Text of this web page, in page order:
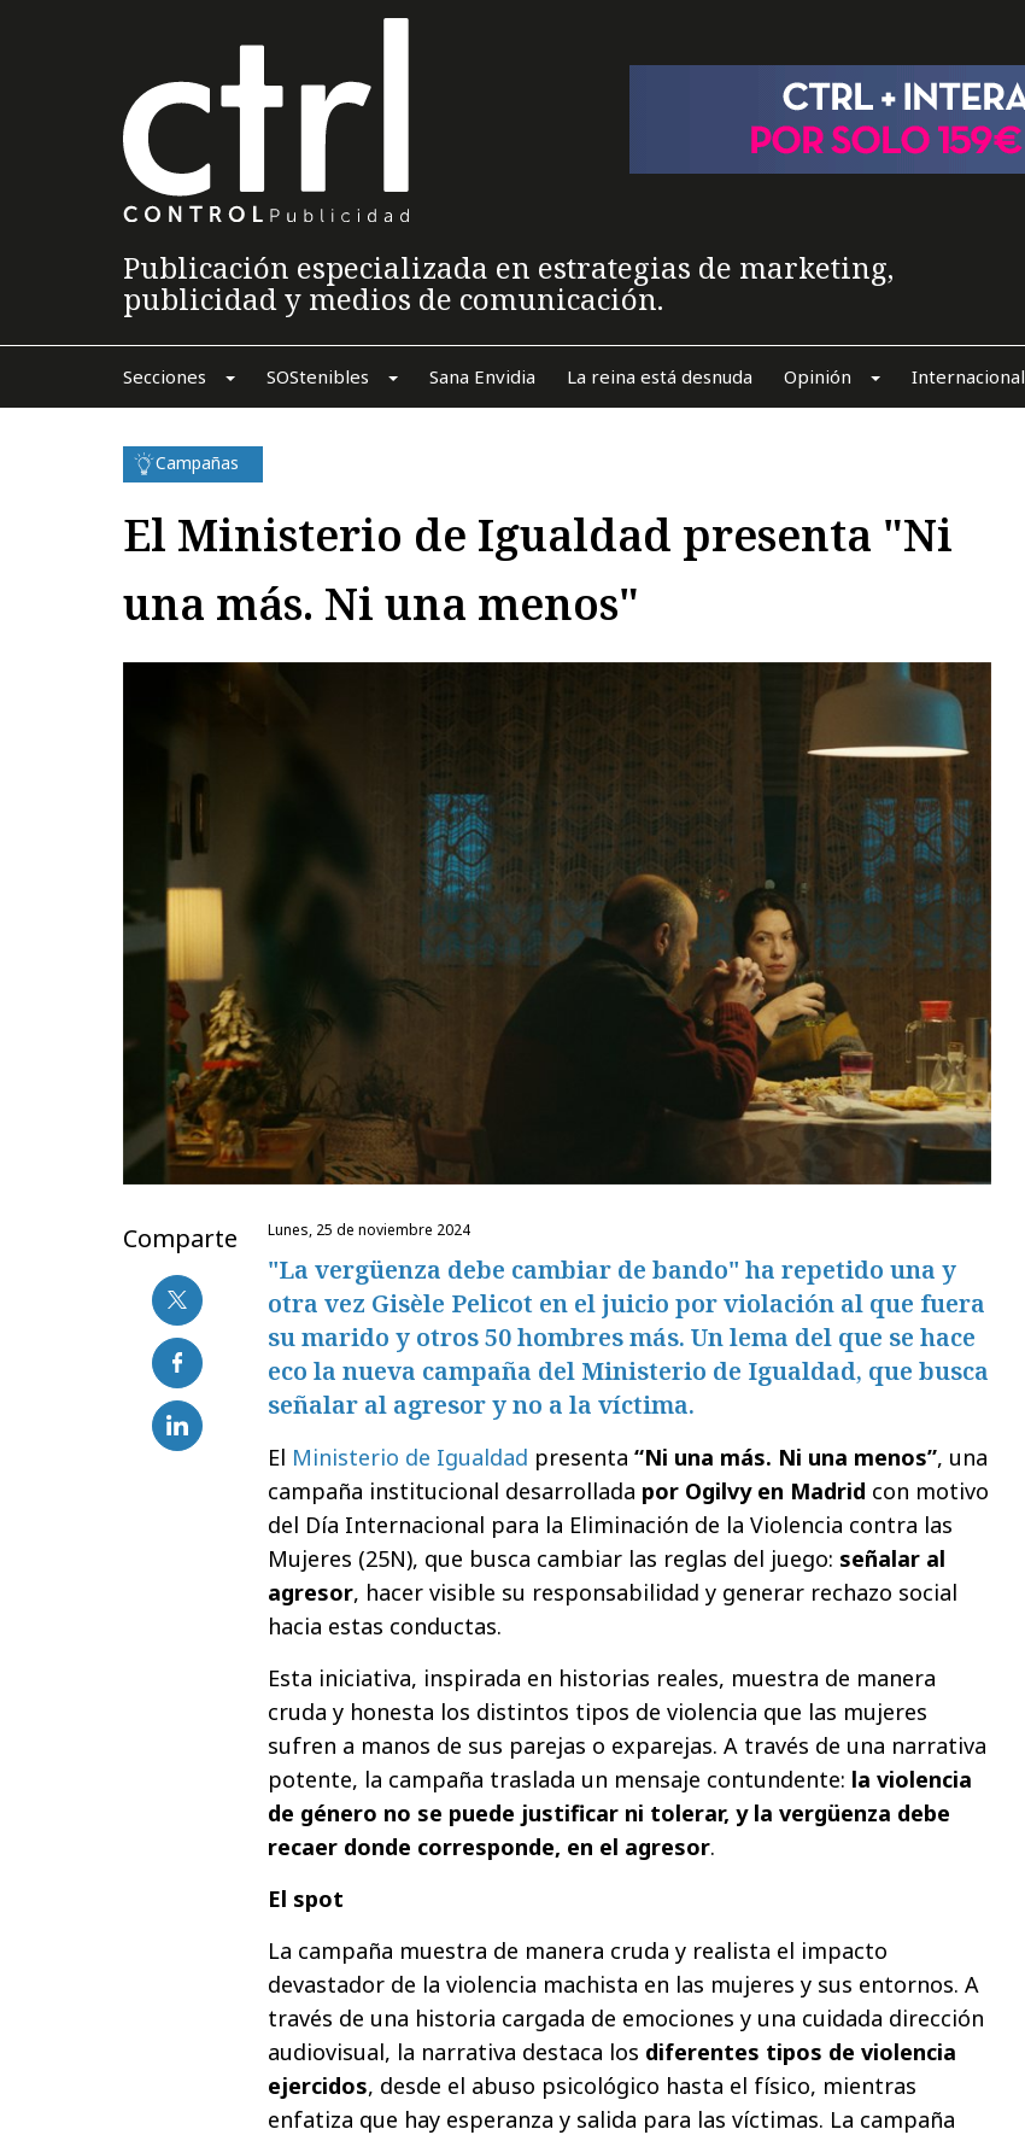
Publicación especializada en estrategias de marketing,
publicidad y medios de comunicación.
Secciones SOStenibles Sana Envidia La reina está desnuda Opinión Internacional
Campañas
El Ministerio de Igualdad presenta "Ni
una más. Ni una menos"
Comparte lunes, 25 de noviembre 2024
"La vergüenza debe cambiar de bando" ha repetido una y
otra vez Gisèle Pelicot en el juicio por violación al que fuera
su marido y otros 50 hombres más. Un lema del que se hace
eco la nueva campaña del Ministerio de Igualdad, que busca
señalar al agresor y no a la víctima.
El Ministerio de Igualdad presenta “Ni una más. Ni una menos”, una
campaña institucional desarrollada por Ogilvy en Madrid con motivo
del Día Internacional para la Eliminación de la Violencia contra las
Mujeres (25N), que busca cambiar las reglas del juego: señalar al
agresor, hacer visible su responsabilidad y generar rechazo social
hacia estas conductas.
Esta iniciativa, inspirada en historias reales, muestra de manera
cruda y honesta los distintos tipos de violencia que las mujeres
sufren a manos de sus parejas o exparejas. A través de una narrativa
potente, la campaña traslada un mensaje contundente: la violencia
de género no se puede justificar ni tolerar, y la vergüenza debe
recaer donde corresponde, en el agresor.
El spot
La campaña muestra de manera cruda y realista el impacto
devastador de la violencia machista en las mujeres y sus entornos. A
través de una historia cargada de emociones y una cuidada dirección
audiovisual, la narrativa destaca los diferentes tipos de violencia
ejercidos, desde el abuso psicológico hasta el físico, mientras
enfatiza que hay esperanza y salida para las víctimas. La campaña